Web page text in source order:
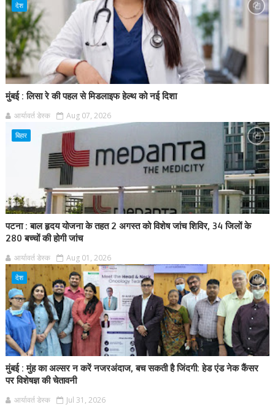
देश
मुंबई : लिसा रे की पहल से मिडलाइफ हेल्थ को नई दिशा
आर्यावर्त डेस्क Aug 07, 2026
बिहार
पटना : बाल हृदय योजना के तहत 2 अगस्त को विशेष जांच शिविर, 34 जिलों के
280 बच्चों की होगी जांच
आर्यावर्त डेस्क Aug 01, 2026
देश
मुंबई : मुंह का अल्सर न करें नजरअंदाज, बच सकती है जिंदगी: हेड एंड नेक कैंसर
पर विशेषज्ञ की चेतावनी
आर्यावर्त डेस्क Jul 31, 2026